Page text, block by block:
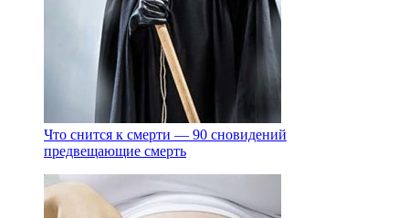
Что снится к смерти — 90 сновидений
предвещающие смерть